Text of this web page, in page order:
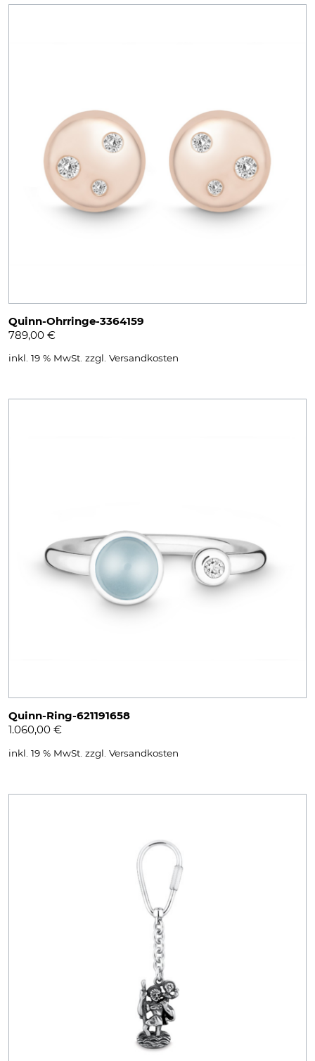
Quinn-Ohrringe-3364159
789,00 €
inkl. 19 % MwSt. zzgl. Versandkosten
Quinn-Ring-621191658
1.060,00 €
inkl. 19 % MwSt. zzgl. Versandkosten